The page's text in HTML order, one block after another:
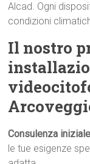
Alcad. Ogni
condizioni
Il nostro
Consulenza iniziale
le tue esigenze